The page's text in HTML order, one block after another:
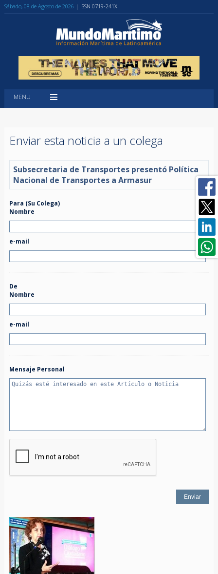
Sábado, 08 de Agosto de 2026 | ISSN 0719-241X
MENU
Enviar esta noticia a un colega
Subsecretaria de Transportes presentó Política
Nacional de Transportes a Armasur
Para (Su Colega)
Nombre
e-mail
De
Nombre
e-mail
Mensaje Personal